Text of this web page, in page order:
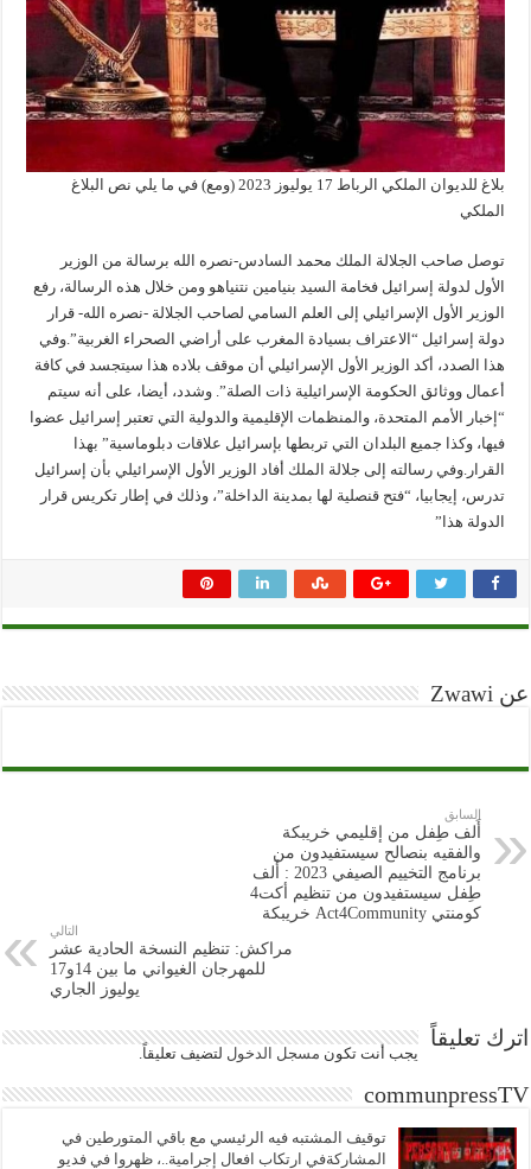
بلاغ للديوان الملكي الرباط 17 يوليوز 2023 (ومع) في ما يلي نص البلاغ
الملكي
توصل صاحب الجلالة الملك محمد السادس-نصره الله برسالة من الوزير
الأول لدولة إسرائيل فخامة السيد بنيامين نتنياهو ومن خلال هذه الرسالة، رفع
الوزير الأول الإسرائيلي إلى العلم السامي لصاحب الجلالة -نصره الله- قرار
دولة إسرائيل “الاعتراف بسيادة المغرب على أراضي الصحراء الغربية”.وفي
هذا الصدد، أكد الوزير الأول الإسرائيلي أن موقف بلاده هذا سيتجسد في كافة
أعمال ووثائق الحكومة الإسرائيلية ذات الصلة”. وشدد، أيضا، على أنه سيتم
“إخبار الأمم المتحدة، والمنظمات الإقليمية والدولية التي تعتبر إسرائيل عضوا
فيها، وكذا جميع البلدان التي تربطها بإسرائيل علاقات دبلوماسية” بهذا
القرار.وفي رسالته إلى جلالة الملك أفاد الوزير الأول الإسرائيلي بأن إسرائيل
تدرس، إيجابيا، “فتح قنصلية لها بمدينة الداخلة”، وذلك في إطار تكريس قرار
الدولة هذا”
عن Zwawi
السابق
أَلف طِفل من إقليمي خريبكة
والفقيه بنصالح سيستفيدون من
برنامج التخييم الصيفي 2023 : أَلف
طِفل سيستفيدون من تنظيم أكت4
كومنتي Act4Community خريبكة
التالي
مراكش: تنظيم النسخة الحادية عشر
للمهرجان الغيواني ما بين 14و17
يوليوز الجاري
اترك تعليقاً
يجب أنت تكون مسجل الدخول لتضيف تعليقاً.
communpressTV
توقيف المشتبه فيه الرئيسي مع باقي المتورطين في
المشاركةفي ارتكاب افعال إجرامية..، ظهروا في فديو